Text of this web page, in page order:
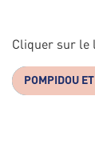
Cliquer sur le
POMPIDOU